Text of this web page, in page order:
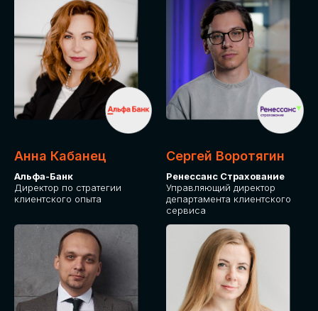
Анна Кабанец
Альфа-Банк
Директор по стратегии
клиентского опыта
Сергей Воротягин
Ренессанс Страхование
Управляющий директор
департамента клиентского
сервиса
СТОИМОСТЬ
УЧАСТИЯ